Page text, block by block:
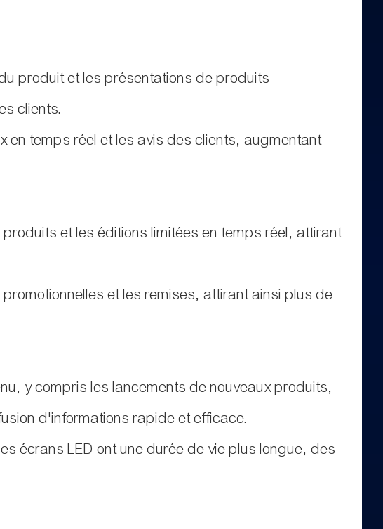
produit et les présentations de produits
clients.
en temps réel et les avis des clients, augmentant
et les éditions limitées en temps réel, attirant
et les remises, attirant ainsi plus de
y compris les lancements de nouveaux produits,
d'informations rapide et efficace.
écrans LED ont une durée de vie plus longue, des